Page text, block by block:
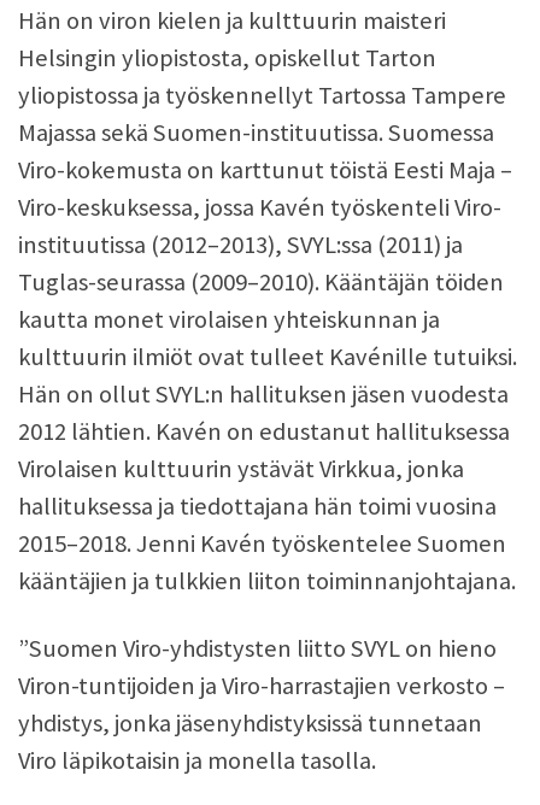
Hän on viron kielen ja kulttuurin maisteri
Helsingin yliopistosta, opiskellut Tarton
yliopistossa ja työskennellyt Tartossa Tampere
Majassa sekä Suomen-instituutissa. Suomessa
Viro-kokemusta on karttunut töistä Eesti Maja –
Viro-keskuksessa, jossa Kavén työskenteli Viro-
instituutissa (2012–2013), SVYL:ssa (2011) ja
Tuglas-seurassa (2009–2010). Kääntäjän töiden
kautta monet virolaisen yhteiskunnan ja
kulttuurin ilmiöt ovat tulleet Kavénille tutuiksi.
Hän on ollut SVYL:n hallituksen jäsen vuodesta
2012 lähtien. Kavén on edustanut hallituksessa
Virolaisen kulttuurin ystävät Virkkua, jonka
hallituksessa ja tiedottajana hän toimi vuosina
2015–2018. Jenni Kavén työskentelee Suomen
kääntäjien ja tulkkien liiton toiminnanjohtajana.
”Suomen Viro-yhdistysten liitto SVYL on hieno
Viron-tuntijoiden ja Viro-harrastajien verkosto –
yhdistys, jonka jäsenyhdistyksissä tunnetaan
Viro läpikotaisin ja monella tasolla.